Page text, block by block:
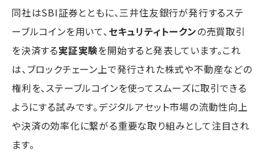
同社はSBI証券とともに、三井住友銀行が発行するステ
ーブルコインを用いて、セキュリティトークンの売買取引
を決済する実証実験を開始すると発表しています。これ
は、ブロックチェーン上で発行された株式や不動産などの
権利を、ステーブルコインを使ってスムーズに取引できる
ようにする試みです。デジタルアセット市場の流動性向上
や決済の効率化に繋がる重要な取り組みとして注目され
ます。